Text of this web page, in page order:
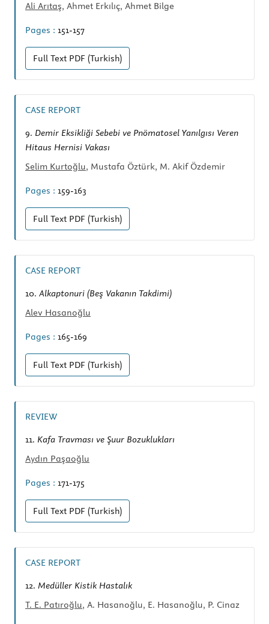
Ali Arıtaş, Ahmet Erkılıç, Ahmet Bilge
Pages : 151-157
Full Text PDF (Turkish)
CASE REPORT
9. Demir Eksikliği Sebebi ve Pnömatosel Yanılgısı Veren
Hitaus Hernisi Vakası
Selim Kurtoğlu, Mustafa Öztürk, M. Akif Özdemir
Pages : 159-163
Full Text PDF (Turkish)
CASE REPORT
10. Alkaptonuri (Beş Vakanın Takdimi)
Alev Hasanoğlu
Pages : 165-169
Full Text PDF (Turkish)
REVIEW
11. Kafa Travması ve Şuur Bozuklukları
Aydın Paşaoğlu
Pages : 171-175
Full Text PDF (Turkish)
CASE REPORT
12. Medüller Kistik Hastalık
T. E. Patıroğlu, A. Hasanoğlu, E. Hasanoğlu, P. Cinaz